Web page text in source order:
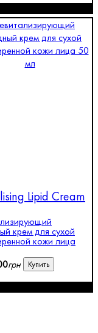
Lipid Cream
крем для сухой
кожи лица
грн Купить